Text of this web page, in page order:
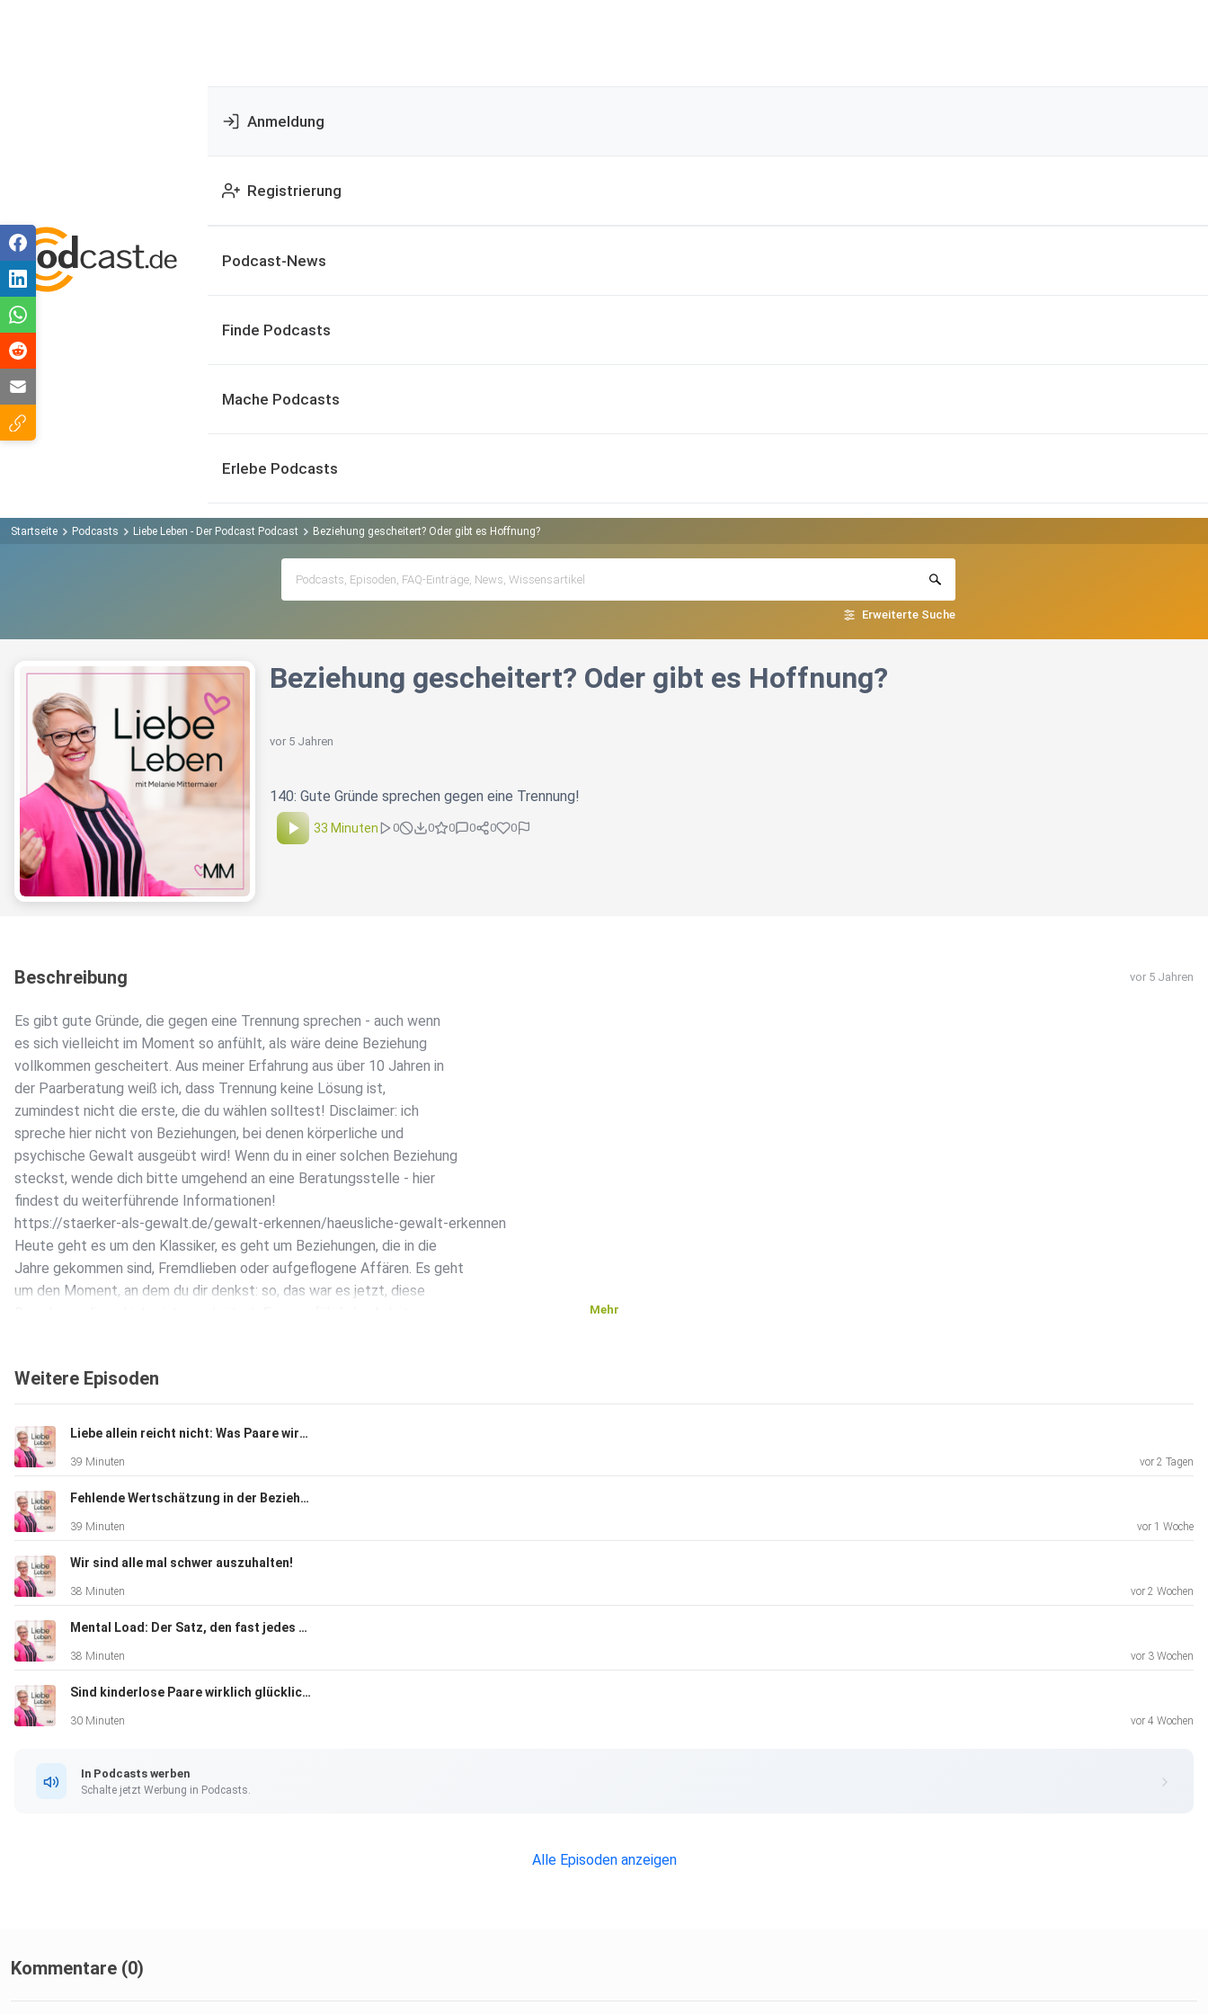
Anmeldung
Registrierung
Podcast-News
Finde Podcasts
Mache Podcasts
Erlebe Podcasts
Startseite Podcasts Liebe Leben - Der Podcast Podcast Beziehung gescheitert? Oder gibt es Hoffnung?
Erweiterte Suche
Beziehung gescheitert? Oder gibt es Hoffnung?
vor 5 Jahren
140: Gute Gründe sprechen gegen eine Trennung!
33 Minuten 0 0 0 0 0 0
Beschreibung vor 5 Jahren
Es gibt gute Gründe, die gegen eine Trennung sprechen - auch wenn
es sich vielleicht im Moment so anfühlt, als wäre deine Beziehung
vollkommen gescheitert. Aus meiner Erfahrung aus über 10 Jahren in
der Paarberatung weiß ich, dass Trennung keine Lösung ist,
zumindest nicht die erste, die du wählen solltest! Disclaimer: ich
spreche hier nicht von Beziehungen, bei denen körperliche und
psychische Gewalt ausgeübt wird! Wenn du in einer solchen Beziehung
steckst, wende dich bitte umgehend an eine Beratungsstelle - hier
findest du weiterführende Informationen!
https://staerker-als-gewalt.de/gewalt-erkennen/haeusliche-gewalt-erkennen
Heute geht es um den Klassiker, es geht um Beziehungen, die in die
Jahre gekommen sind, Fremdlieben oder aufgeflogene Affären. Es geht
um den Moment, an dem du dir denkst: so, das war es jetzt, diese
Gründe sprechen gegen eine Trennung? Das erfährst du in dieser
Mehr
Weitere Episoden
Liebe allein reicht nicht: Was Paare wirklich brauchen
39 Minuten vor 2 Tagen
Fehlende Wertschätzung in der Beziehung
39 Minuten vor 1 Woche
Wir sind alle mal schwer auszuhalten!
38 Minuten vor 2 Wochen
Mental Load: Der Satz, den fast jedes Paar kennt
38 Minuten vor 3 Wochen
Sind kinderlose Paare wirklich glücklicher? Was Studien sagen...
30 Minuten vor 4 Wochen
In Podcasts werben
Schalte jetzt Werbung in Podcasts.
Alle Episoden anzeigen
Kommentare (0)